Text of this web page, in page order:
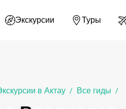
Экскурсии Туры
в Актау / Все гиды /